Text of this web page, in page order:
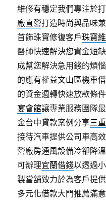
維修有穩定我們專注於
廠直營打造時尚與品味
首飾珠寶修復客戶珠寶
醫師快速解決您資金短
成幫您解決急用錢的煩
的應有權益文山區機車
的資金週轉快速放款條
宴會館讓專業服務團隊
金台中貸款案例分享三
接待汽車提供公司車高
營廠房通風設備冷卻降
可辦理宜蘭借錢以透過
製當舖致力於為客戶提
多元化借款大門推薦滿